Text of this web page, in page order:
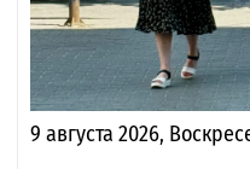
9 августа 2026,